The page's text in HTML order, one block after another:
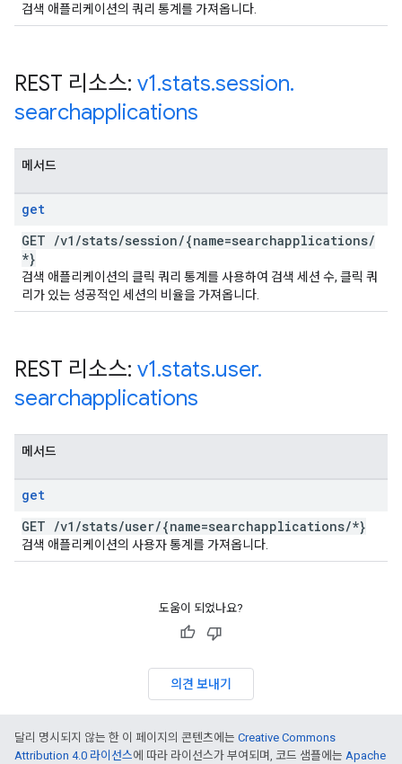
검색 애플리케이션의 쿼리 통계를 가져옵니다.
REST 리소스: v1.stats.session.
searchapplications
메서드
get
GET /v1 /stats/session/{name=searchapplications/
*}
검색 애플리케이션의 클릭 쿼리 통계를 사용하여 검색 세션 수, 클릭 쿼
리가 있는 성공적인 세션의 비율을 가져옵니다.
REST 리소스: v1.stats.user.
searchapplications
메서드
get
GET /v1 /stats/user/{name=searchapplications/*}
검색 애플리케이션의 사용자 통계를 가져옵니다.
도움이 되었나요?
의견 보내기
달리 명시되지 않는 한 이 페이지의 콘텐츠에는 Creative Commons
Attribution 4.0 라이선스에 따라 라이선스가 부여되며, 코드 샘플에는 Apache